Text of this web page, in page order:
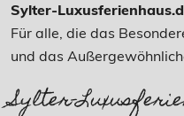
Sylter-
Für alle, die das
und das
Sylter-